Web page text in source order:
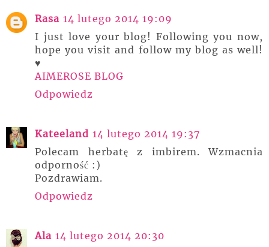
Rasa 14 lutego 2014 19:09
I just love your blog! Following you now,
hope you visit and follow my blog as well!
♥
AIMEROSE BLOG
Odpowiedz
Kateeland 14 lutego 2014 19:37
Polecam herbatę z imbirem. Wzmacnia
odporność :)
Pozdrawiam.
Odpowiedz
Ala 14 lutego 2014 20:30